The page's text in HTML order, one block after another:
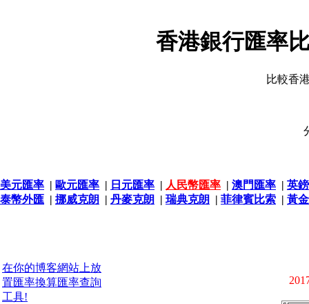
香港銀行匯率
比較香
美元匯率 | 歐元匯率 | 日元匯率 | 人民幣匯率 | 澳門匯率 | 英
泰幣外匯 | 挪威克朗 | 丹麥克朗 | 瑞典克朗 | 菲律賓比索 | 黃
在你的博客網站上放
置匯率換算匯率查詢
工具!